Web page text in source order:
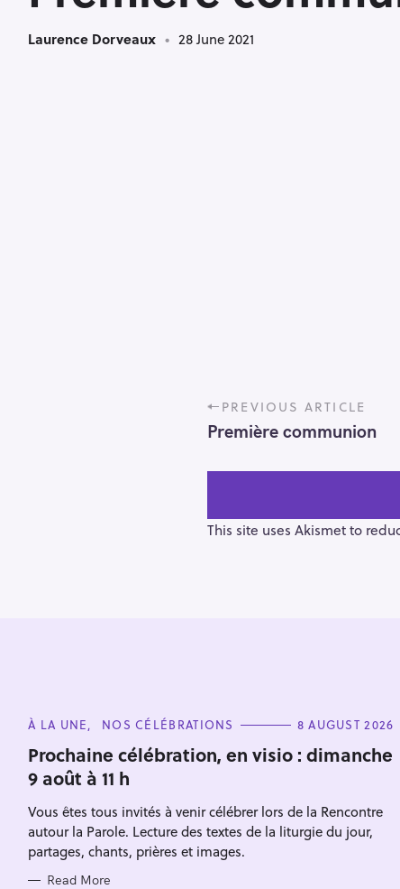
Laurence Dorveaux 28 June 2021
P
o
s
t
v
PREVIOUS ARTICLE
Première communion
This site uses Akismet to
C
T
E
G
O
I
S
À LA UNE NOS CÉLÉBRATIONS 8 AUGUST 2026
Prochaine célébration, en visio : dimanche
9 août à 11 h
Vous êtes tous invités à venir célébrer lors de la Rencontre
autour la Parole. Lecture des textes de la liturgie du jour,
partages, chants, prières et images.
Read More
a
r
h
f
o